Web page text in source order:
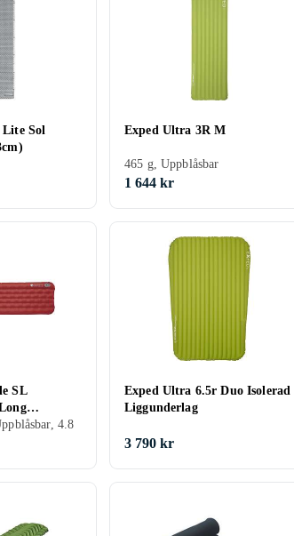
Lite Sol
Exped Ultra 3R M
465 g, Uppblåsbar
1 644 kr
SL
4.8
Exped Ultra 6.5r Duo Isolerad
Liggunderlag
3 790 kr